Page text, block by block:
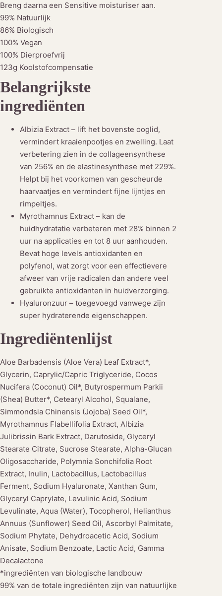
Breng daarna een Sensitive moisturiser aan.
99% Natuurlijk
86% Biologisch
100% Vegan
100% Dierproefvrij
123g Koolstofcompensatie
Belangrijkste
ingrediënten
Albizia Extract – lift het bovenste ooglid,
vermindert kraaienpootjes en zwelling. Laat
verbetering zien in de collageensynthese
van 256% en de elastinesynthese met 229%.
Helpt bij het voorkomen van gescheurde
haarvaatjes en vermindert fijne lijntjes en
rimpeltjes.
Myrothamnus Extract – kan de
huidhydratatie verbeteren met 28% binnen 2
uur na applicaties en tot 8 uur aanhouden.
Bevat hoge levels antioxidanten en
polyfenol, wat zorgt voor een effectievere
afweer van vrije radicalen dan andere veel
gebruikte antioxidanten in huidverzorging.
Hyaluronzuur – toegevoegd vanwege zijn
super hydraterende eigenschappen.
Ingrediëntenlijst
Aloe Barbadensis (Aloe Vera) Leaf Extract*,
Glycerin, Caprylic/Capric Triglyceride, Cocos
Nucifera (Coconut) Oil*, Butyrospermum Parkii
(Shea) Butter*, Cetearyl Alcohol, Squalane,
Simmondsia Chinensis (Jojoba) Seed Oil*,
Myrothamnus Flabellifolia Extract, Albizia
Julibrissin Bark Extract, Darutoside, Glyceryl
Stearate Citrate, Sucrose Stearate, Alpha-Glucan
Oligosaccharide, Polymnia Sonchifolia Root
Extract, Inulin, Lactobacillus, Lactobacillus
Ferment, Sodium Hyaluronate, Xanthan Gum,
Glyceryl Caprylate, Levulinic Acid, Sodium
Levulinate, Aqua (Water), Tocopherol, Helianthus
Annuus (Sunflower) Seed Oil, Ascorbyl Palmitate,
Sodium Phytate, Dehydroacetic Acid, Sodium
Anisate, Sodium Benzoate, Lactic Acid, Gamma
Decalactone
*ingrediënten van biologische landbouw
99% van de totale ingrediënten zijn van natuurlijke